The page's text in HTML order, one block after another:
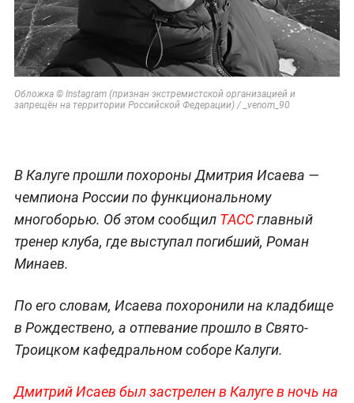
Обложка © Instagram (признан экстремистской организацией и
запрещён на территории Российской Федерации) / _venom_90
В Калуге прошли похороны Дмитрия Исаева —
чемпиона России по функциональному
многоборью. Об этом сообщил ТАССглавный
тренер клуба, где выступал погибший, Роман
Минаев.
По его словам, Исаева похоронили на кладбище
в Рождествено, а отпевание прошло в Свято-
Троицком кафедральном соборе Калуги.
Дмитрий Исаев был застрелен в Калуге в ночь на